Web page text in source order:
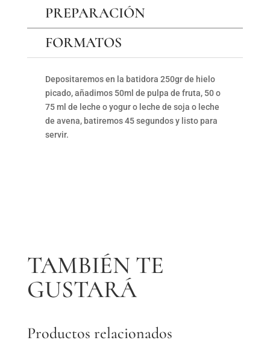
PREPARACIÓN
FORMATOS
Depositaremos en la batidora 250gr de hielo
picado, añadimos 50ml de pulpa de fruta, 50 o
75 ml de leche o yogur o leche de soja o leche
de avena, batiremos 45 segundos y listo para
servir.
TAMBIÉN TE
GUSTARÁ
Productos relacionados